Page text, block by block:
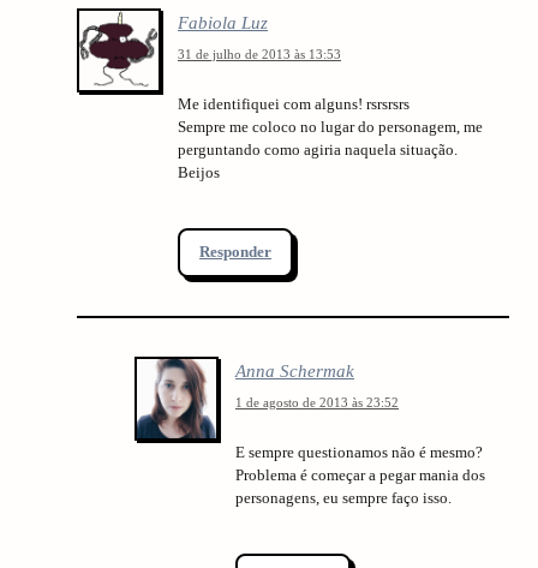
Fabiola Luz
31 de julho de 2013 às 13:53
Me identifiquei com alguns! rsrsrsrs
Sempre me coloco no lugar do personagem, me
perguntando como agiria naquela situação.
Beijos
Responder
Anna Schermak
1 de agosto de 2013 às 23:52
E sempre questionamos não é mesmo?
Problema é começar a pegar mania dos
personagens, eu sempre faço isso.